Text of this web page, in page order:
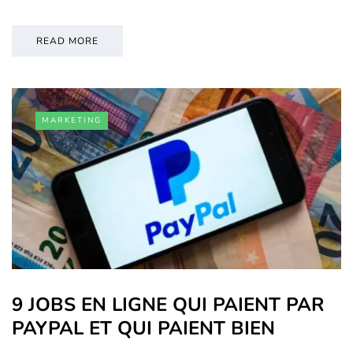
READ MORE
MARKETING
9 JOBS EN LIGNE QUI PAIENT PAR
PAYPAL ET QUI PAIENT BIEN